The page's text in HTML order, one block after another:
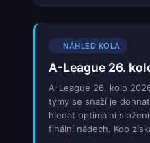
NÁHLED KOLA
A-League 26.
A-League 26. kolo
týmy se snaží je
hledat optimální
finální nádech. Kdo